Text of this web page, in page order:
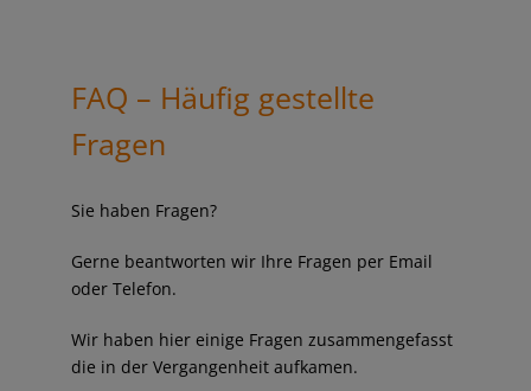
FAQ – Häufig gestellte
Fragen
Sie haben Fragen?
Gerne beantworten wir Ihre Fragen per Email
oder Telefon.
Wir haben hier einige Fragen zusammengefasst
die in der Vergangenheit aufkamen.